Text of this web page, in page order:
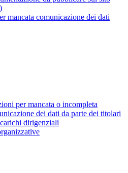
mancata comunicazione dei dati
per mancata o incompleta
dei dati da parte dei titolari
dirigenziali